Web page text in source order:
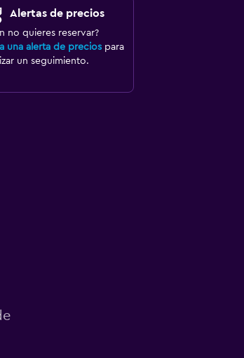
Alertas de precios
no quieres reservar?
una alerta de preciospara
un seguimiento.